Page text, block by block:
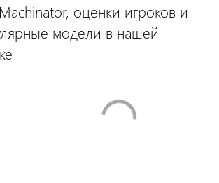
оценки игроков и
модели в нашей